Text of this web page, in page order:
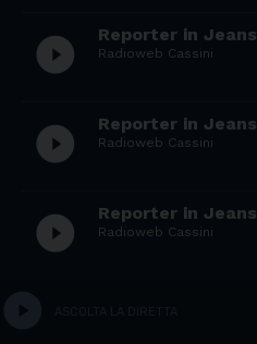
play_circle_filled Reporter in Jeans
Radioweb Cassini
play_circle_filled Reporter in Jeans
Radioweb Cassini
play_circle_filled Reporter in Jeans
Radioweb Cassini